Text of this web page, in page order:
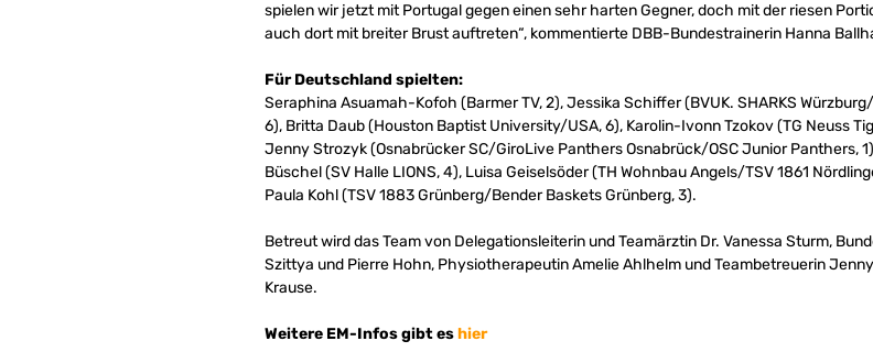
spielen wir jetzt mit Portugal gegen einen sehr harten Gegner, doch mit der riesen
auch dort mit breiter Brust auftreten“, kommentierte DBB-Bundestrainerin Hanna
Für Deutschland spielten:
Seraphina Asuamah-Kofoh (Barmer TV, 2), Jessika Schiffer (BVUK. SHARKS
6), Britta Daub (Houston Baptist University/USA, 6), Karolin-Ivonn Tzokov (TG Neuss
Jenny Strozyk (Osnabrücker SC/GiroLive Panthers Osnabrück/OSC Junior Panthers,
Büschel (SV Halle LIONS, 4), Luisa Geiselsöder (TH Wohnbau Angels/TSV 1861
Paula Kohl (TSV 1883 Grünberg/Bender Baskets Grünberg, 3).
Betreut wird das Team von Delegationsleiterin und Teamärztin Dr. Vanessa Sturm,
Szittya und Pierre Hohn, Physiotherapeutin Amelie Ahlhelm und Teambetreuerin
Krause.
Weitere EM-Infos gibt eshier